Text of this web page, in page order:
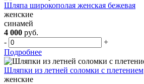
Шляпа широкополая женская бежевая
женские
синамей
4 000 руб.
-
+
Подробнее
Шляпки из летней соломки с плетением
женские